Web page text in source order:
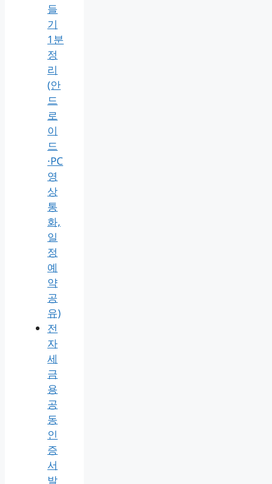
들
기
1분
정
리
(안
드
로
이
드
·PC
영
상
통
화,
일
정
예
약
공
유)
전
자
세
금
용
공
동
인
증
서
발